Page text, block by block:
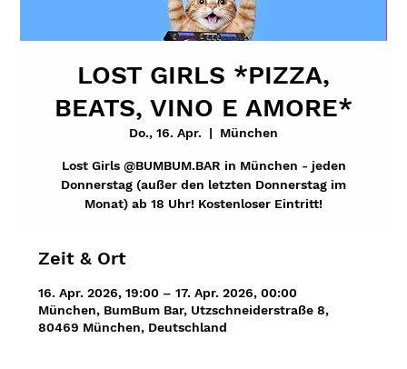
LOST GIRLS *PIZZA,
BEATS, VINO E AMORE*
Do., 16. Apr.
  |
München
Lost Girls @BUMBUM.BAR in München - jeden
Donnerstag (außer den letzten Donnerstag im
Monat) ab 18 Uhr! Kostenloser Eintritt!
Zeit & Ort
16. Apr. 2026, 19:00 – 17. Apr. 2026, 00:00
München, BumBum Bar, Utzschneiderstraße 8,
80469 München, Deutschland